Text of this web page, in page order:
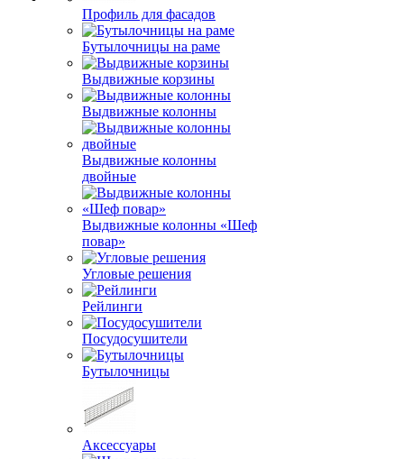
Профиль для фасадов
Бутылочницы на раме
Выдвижные корзины
Выдвижные колонны
Выдвижные колонны
двойные
Bыдвижные колонны «Шеф
повар»
Угловые решения
Рейлинги
Посудосушители
Бутылочницы
Аксессуары